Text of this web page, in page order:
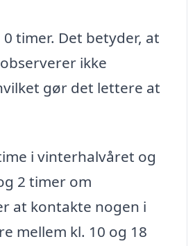
timer. Det betyder, at
ikke
gør det lettere at
i vinterhalvåret og
2 timer om
at kontakte nogen i
mellem kl. 10 og 18